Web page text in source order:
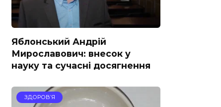
Яблонський Андрій
Мирославович: внесок у
науку та сучасні досягнення
ЗДОРОВ’Я